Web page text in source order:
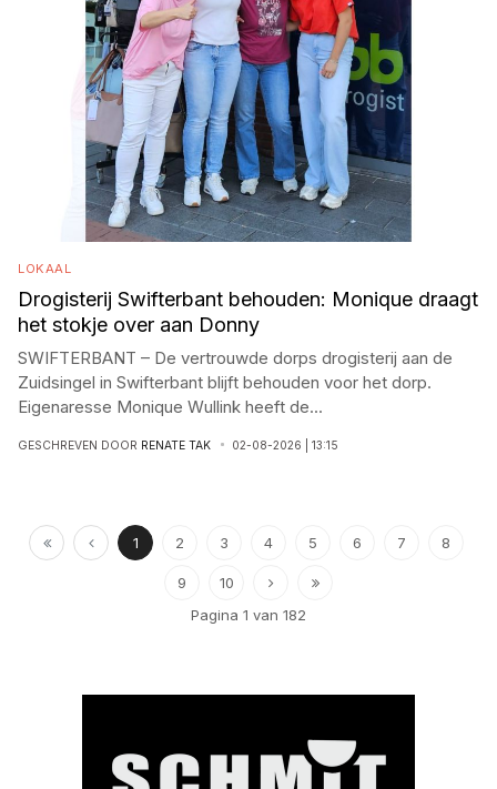
LOKAAL
Drogisterij Swifterbant behouden: Monique draagt
het stokje over aan Donny
SWIFTERBANT – De vertrouwde dorps drogisterij aan de
Zuidsingel in Swifterbant blijft behouden voor het dorp.
Eigenaresse Monique Wullink heeft de...
GESCHREVEN DOOR RENATE TAK 02-08-2026 | 13:15
1 2 3 4 5 6 7 8
9
10
Pagina 1 van 182